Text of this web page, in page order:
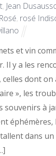
, Jean
Rosé, rosé
et vin
Il y a les
dont on
», les
souvenirs à
éphémères,
dans